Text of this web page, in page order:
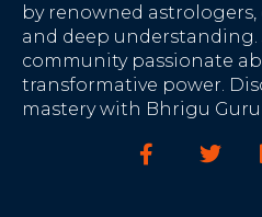
by renowned
and deep
community passionate
transformative power.
mastery with Bhrigu